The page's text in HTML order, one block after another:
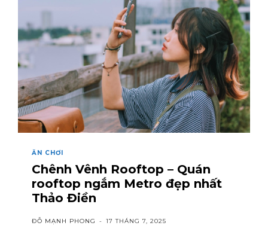
ĂN CHƠI
Chênh Vênh Rooftop – Quán
rooftop ngắm Metro đẹp nhất
Thảo Điền
ĐỖ MẠNH PHONG - 17 THÁNG 7, 2025